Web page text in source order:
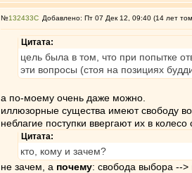
№132433 Добавлено: Пт 07 Дек 12, 09:40 (14 лет
Цитата:
цель была в том, что при попытке
эти вопросы (стоя на позициях
а по-моему очень даже можно.
иллюзорные существа имеют свободу
неблагие поступки ввергают их в
Цитата:
кто, кому и зачем?
не зачем, а почему: свобода выбора -->